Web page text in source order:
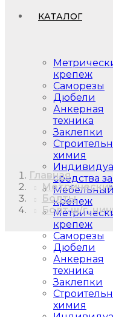
КАТАЛОГ
крепеж
Саморезы
Дюбели
Анкерная
техника
Заклепки
химия
средства
крепеж
крепеж
Саморезы
Дюбели
Анкерная
техника
Заклепки
химия
Главная
Болты
Болт ш/г,